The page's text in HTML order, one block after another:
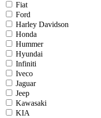
Fiat
Ford
Harley Davidson
Honda
Hummer
Hyundai
Infiniti
Iveco
Jaguar
Jeep
Kawasaki
KIA